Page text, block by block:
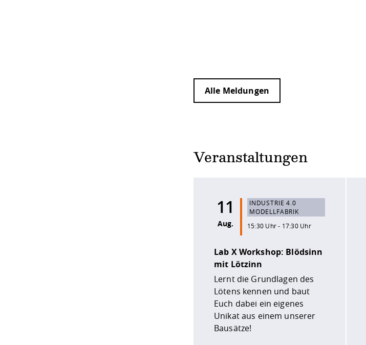
Alle Meldungen
Veranstaltungen
11
Aug. 15:30 Uhr - 17:30 Uhr
INDUSTRIE 4.0
MODELLFABRIK
Lab X Workshop: Blödsinn
mit Lötzinn
Lernt die Grundlagen des
Lötens kennen und baut
Euch dabei ein eigenes
Unikat aus einem unserer
Bausätze!